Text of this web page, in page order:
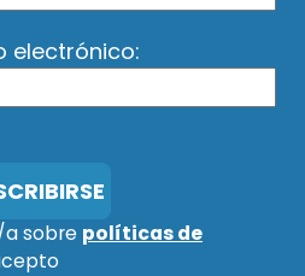
electrónico:
a sobre políticas de